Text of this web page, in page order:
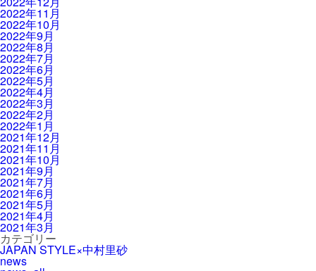
2022年11月
2022年10月
2022年9月
2022年8月
2022年7月
2022年6月
2022年5月
2022年4月
2022年3月
2022年2月
2022年1月
2021年12月
2021年11月
2021年10月
2021年9月
2021年7月
2021年6月
2021年5月
2021年4月
2021年3月
カテゴリー
JAPAN STYLE×中村里砂
news